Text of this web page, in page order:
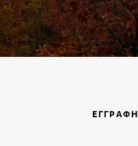
ΕΓΓΡΑΦΉ